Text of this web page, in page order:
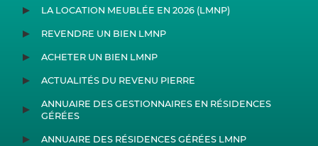
LA LOCATION MEUBLÉE EN 2026 (LMNP)
REVENDRE UN BIEN LMNP
ACHETER UN BIEN LMNP
ACTUALITÉS DU REVENU PIERRE
ANNUAIRE DES GESTIONNAIRES EN RÉSIDENCES
GÉRÉES
ANNUAIRE DES RÉSIDENCES GÉRÉES LMNP